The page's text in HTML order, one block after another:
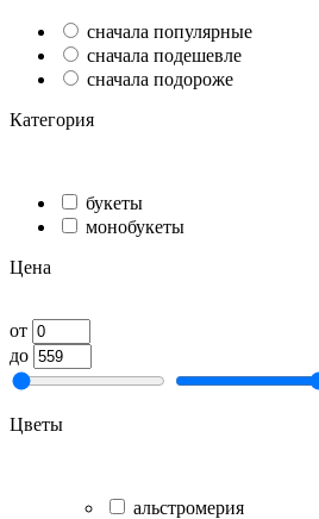
сначала популярные
сначала подешевле
сначала подороже
Категория
букеты
монобукеты
Цена
от
до
Цветы
альстромерия